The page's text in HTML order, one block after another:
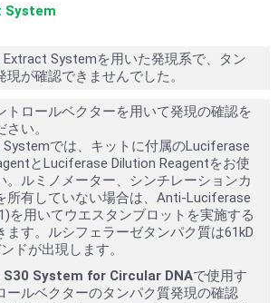
System
Extract Systemを用いた発現系で、タン
現が確認できませんでした。
トロールベクターを用いて発現の確認を
い。
Systemでは、キットに付属のLuciferase
とLuciferase Dilution Reagentをお使
。ルミノメーター、シンチレーションカ
所有していない場合は、Anti-Luciferase
を用いてウエスタンブロットを実施する
ます。ルシフェラーゼタンパク質は61kD
ドが出現します。
S30 System for Circular DNAで使用す
ールベクターのタンパク質発現の確認